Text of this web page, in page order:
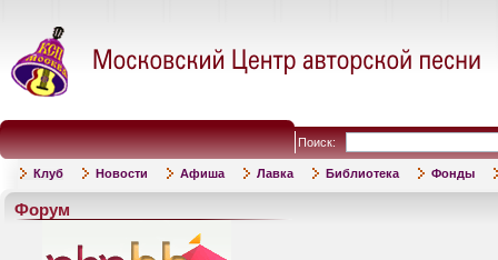
Поиск:
Клуб Новости Афиша Лавка Библиотека Фонды
Форум